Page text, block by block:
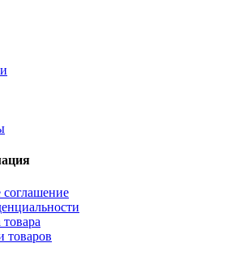
соглашение
товаров